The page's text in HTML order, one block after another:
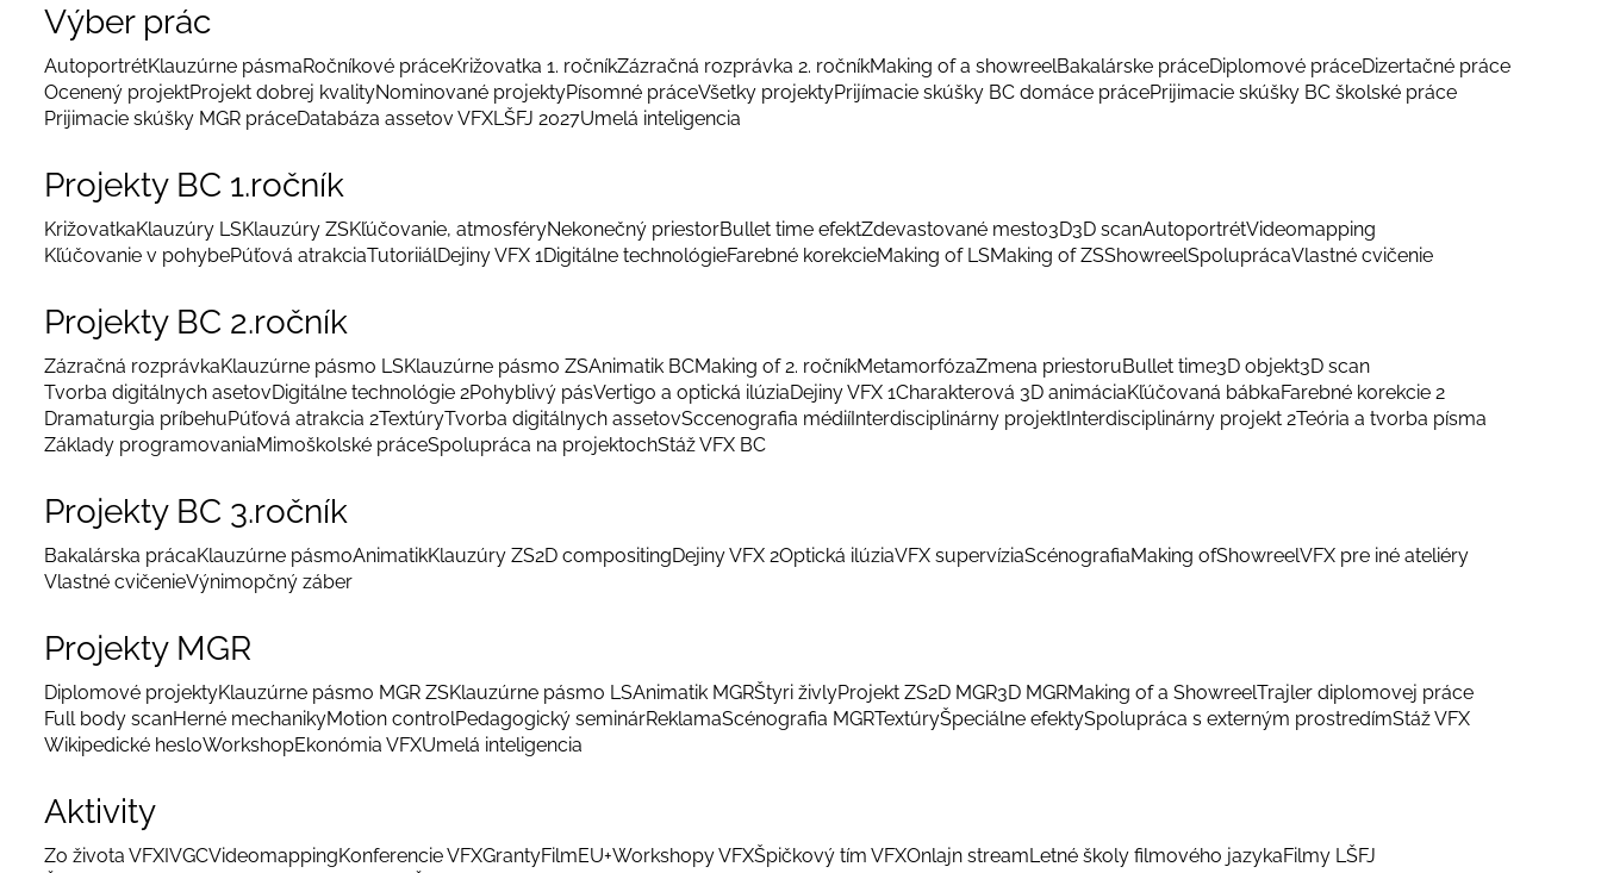
Výber prác
AutoportrétKlauzúrne pásmaRočníkové práceKrižovatka 1. ročníkZázračná rozprávka 2. ročníkMaking of a showreelBakalárske práceDiplomové práceDizertačné práce
Ocenený projektProjekt dobrej kvalityNominované projektyPísomné práceVšetky projektyPrijímacie skúšky BC domáce prácePrijimacie skúšky BC školské práce
Prijimacie skúšky MGR práceDatabáza assetov VFXLŠFJ 2027Umelá inteligencia
Projekty BC 1.ročník
KrižovatkaKlauzúry LSKlauzúry ZSKľúčovanie, atmosféryNekonečný priestorBullet time efektZdevastované mesto3D3D scanAutoportrétVideomapping
Kľúčovanie v pohybePúťová atrakciaTutoriiálDejiny VFX 1Digitálne technológieFarebné korekcieMaking of LSMaking of ZSShowreelSpoluprácaVlastné cvičenie
Projekty BC 2.ročník
Zázračná rozprávkaKlauzúrne pásmo LSKlauzúrne pásmo ZSAnimatik BCMaking of 2. ročníkMetamorfózaZmena priestoruBullet time3D objekt3D scan
Tvorba digitálnych asetovDigitálne technológie 2Pohyblivý pásVertigo a optická ilúziaDejiny VFX 1Charakterová 3D animáciaKľúčovaná bábkaFarebné korekcie 2
Dramaturgia príbehuPúťová atrakcia 2TextúryTvorba digitálnych assetovSccenografia médiíInterdisciplinárny projektInterdisciplinárny projekt 2Teória a tvorba písma
Základy programovaniaMimoškolské práceSpolupráca na projektochStáž VFX BC
Projekty BC 3.ročník
Bakalárska prácaKlauzúrne pásmoAnimatikKlauzúry ZS2D compositingDejiny VFX 2Optická ilúziaVFX supervíziaScénografiaMaking ofShowreelVFX pre iné ateliéry
Vlastné cvičenieVýnimopčný záber
Projekty MGR
Diplomové projektyKlauzúrne pásmo MGR ZSKlauzúrne pásmo LSAnimatik MGRŠtyri živlyProjekt ZS2D MGR3D MGRMaking of a ShowreelTrajler diplomovej práce
Full body scanHerné mechanikyMotion controlPedagogický seminárReklamaScénografia MGRTextúryŠpeciálne efektySpolupráca s externým prostredímStáž VFX
Wikipedické hesloWorkshopEkonómia VFXUmelá inteligencia
Aktivity
Zo života VFXIVGCVideomappingKonferencie VFXGrantyFilmEU+Workshopy VFXŠpičkový tím VFXOnlajn streamLetné školy filmového jazykaFilmy LŠFJ